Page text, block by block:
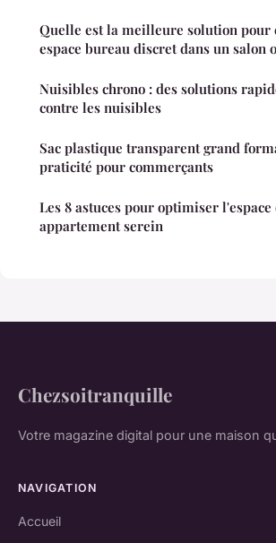
Quelle est la meilleure solution pour
espace bureau discret dans un salon
Nuisibles chrono : des solutions
contre les nuisibles
Sac plastique transparent grand
praticité pour commerçants
Les 8 astuces pour optimiser
appartement serein
Chezsoitranquille
Votre magazine digital pour une maison
NAVIGATION
Accueil